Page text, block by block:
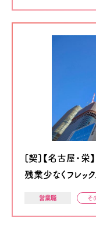
[契]【名古屋・栄
残業少なくフレッ
営業職 そ